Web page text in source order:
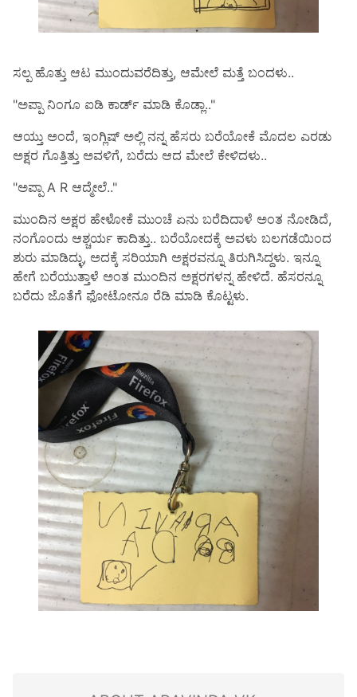
ಸಲ್ಪ ಹೊತ್ತು ಆಟ ಮುಂದುವರೆದಿತ್ತು, ಆಮೇಲೆ ಮತ್ತೆ ಬಂದಳು..
"ಅಪ್ಪಾ ನಿಂಗೂ ಐಡಿ ಕಾರ್ಡ್ ಮಾಡಿ ಕೊಡ್ಲಾ.."
ಆಯ್ತು ಅಂದೆ, ಇಂಗ್ಲಿಷ್ ಅಲ್ಲಿ ನನ್ನ ಹೆಸರು ಬರೆಯೋಕೆ ಮೊದಲ ಎರಡು
ಅಕ್ಷರ ಗೊತ್ತಿತ್ತು ಅವಳಿಗೆ, ಬರೆದು ಆದ ಮೇಲೆ ಕೇಳಿದಳು..
"ಅಪ್ಪಾ A R ಆದ್ಮೇಲೆ.."
ಮುಂದಿನ ಅಕ್ಷರ ಹೇಳೋಕೆ ಮುಂಚೆ ಏನು ಬರೆದಿದಾಳೆ ಅಂತ ನೋಡಿದೆ,
ನಂಗೊಂದು ಆಶ್ಚರ್ಯ ಕಾದಿತ್ತು.. ಬರೆಯೋದಕ್ಕೆ ಅವಳು ಬಲಗಡೆಯಿಂದ
ಶುರು ಮಾಡಿದ್ಳು, ಅದಕ್ಕೆ ಸರಿಯಾಗಿ ಅಕ್ಷರವನ್ನೂ ತಿರುಗಿಸಿದ್ದಳು. ಇನ್ನೂ
ಹೇಗೆ ಬರೆಯುತ್ತಾಳೆ ಅಂತ ಮುಂದಿನ ಅಕ್ಷರಗಳನ್ನ ಹೇಳಿದೆ. ಹೆಸರನ್ನೂ
ಬರೆದು ಜೊತೆಗೆ ಫೋಟೋನೂ ರೆಡಿ ಮಾಡಿ ಕೊಟ್ಟಳು.